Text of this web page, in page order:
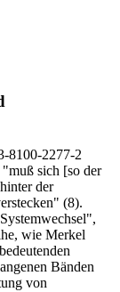
8100-2277-2
sich [so der
der
(8).
wie Merkel
Bänden
von